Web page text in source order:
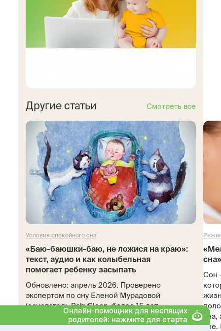
Другие статьи Смотреть все
Условия спокойного сна
«Баю-баюшки-баю, не ложися на краю»:
текст, аудио и как колыбельная
помогает ребенку засыпать
Обновлено: апрель 2026. Проверено
экспертом по сну Еленой Мурадовой
(основатель BabySleep, более 15 лет
Сон
сне.